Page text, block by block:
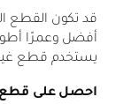
قد تكون القطع
أفضل وعمرًا أطول
يستخدم قطع
احصل على قطع